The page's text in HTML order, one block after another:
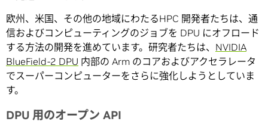
欧州、米国、その他の地域にわたるHPC 開発者たちは、通
信およびコンピューティングのジョブを DPU にオフロード
する方法の開発を進めています。研究者たちは、 NVIDIA
BlueField-2 DPU 内部の Arm のコアおよびアクセラレータ
でスーパーコンピューターをさらに強化しようとしていま
す。
DPU 用のオープン API